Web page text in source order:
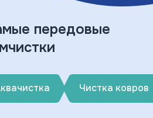
передовые
Чистка ковров